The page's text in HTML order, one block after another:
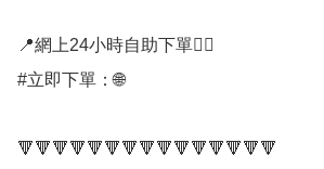
📍網上24小時自助下單👍🏻
#立即下單：🌐
🔻🔻🔻🔻🔻🔻🔻🔻🔻🔻🔻🔻🔻🔻🔻